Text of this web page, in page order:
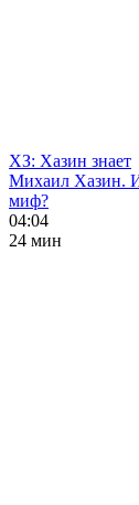
ХЗ: Хазин знает
Михаил Хазин.
миф?
04:04
24 мин